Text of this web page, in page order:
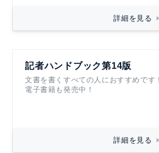
詳細を見る
記者ハンドブック第14版
文書を書くすべての人におすすめです！
電子書籍も発売中！
詳細を見る